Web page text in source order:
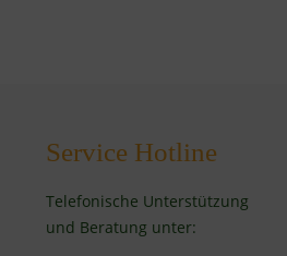
Service Hotline
Telefonische Unterstützung
und Beratung unter: